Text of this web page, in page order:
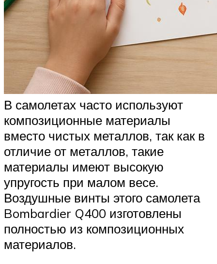
В самолетах часто используют
композиционные материалы
вместо чистых металлов, так как в
отличие от металлов, такие
материалы имеют высокую
упругость при малом весе.
Воздушные винты этого самолета
Bombardier Q400 изготовлены
полностью из композиционных
материалов.